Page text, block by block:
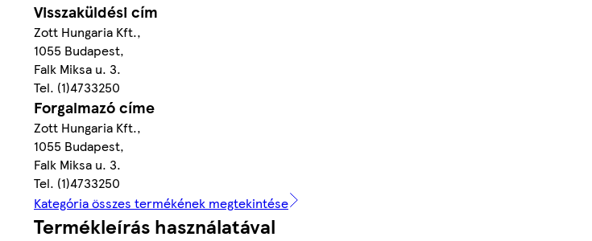
Visszaküldési cím
Zott Hungaria Kft.,
1055 Budapest,
Falk Miksa u. 3.
Tel. (1)4733250
Forgalmazó címe
Zott Hungaria Kft.,
1055 Budapest,
Falk Miksa u. 3.
Tel. (1)4733250
Kategória összes termékének megtekintése
Termékleírás használatával